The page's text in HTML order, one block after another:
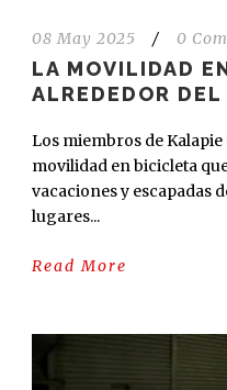
08 May 2025 / 0
LA MOVILIDAD
ALREDEDOR
Los miembros de
movilidad en bicicleta
vacaciones y escapadas
lugares...
Read More